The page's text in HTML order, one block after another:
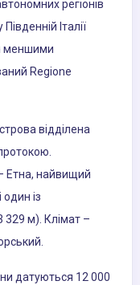
регіонів
Італії
меншими
Regione
відділена
Етна, найвищий
із
329 м). Клімат –
датуються 12 000